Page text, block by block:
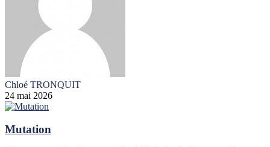
Chloé TRONQUIT
24 mai 2026
Mutation